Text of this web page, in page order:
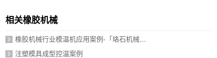
相关橡胶机械
注塑模具成型控温案例